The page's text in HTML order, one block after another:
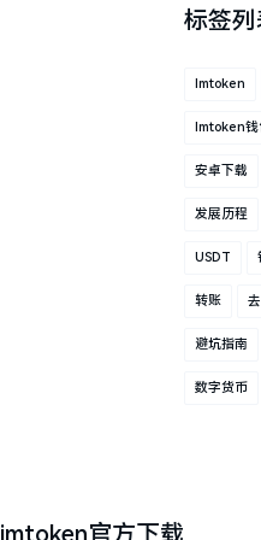
标签列
Imtoken
Imtoken钱
安卓下载
发展历程
USDT
转账
避坑指南
数字货币